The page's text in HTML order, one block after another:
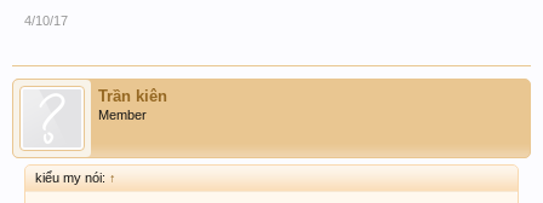
4/10/17
Trần kiên
Member
kiểu my nói: ↑